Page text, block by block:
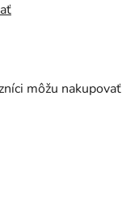
môžu nakupovať